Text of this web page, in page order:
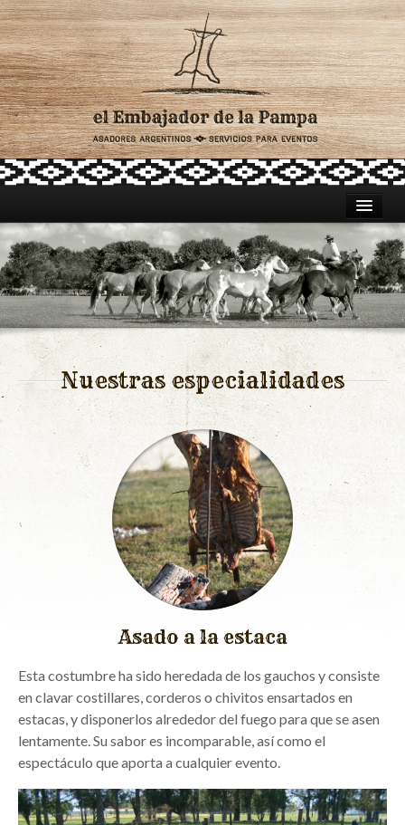
HOME
ASADORES PARA CATERING
TRADICIÓN ARGENTINA
CELEBRACIONES
LUGARES
QUIÉNES SOMOS
CLIENTES
CONTACTO
Nuestras especialidades
Asado a la estaca
Esta costumbre ha sido heredada de los gauchos y consiste
en clavar costillares, corderos o chivitos ensartados en
estacas, y disponerlos alrededor del fuego para que se asen
lentamente. Su sabor es incomparable, así como el
espectáculo que aporta a cualquier evento.